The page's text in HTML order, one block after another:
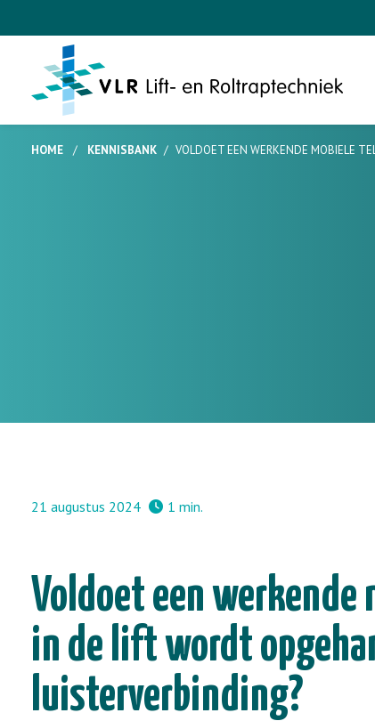
HOME / KENNISBANK / VOLDOET EEN WERKENDE MOBIELE
21 augustus 2024 1 min.
Voldoet een
in de lift wordt
luisterverbinding?